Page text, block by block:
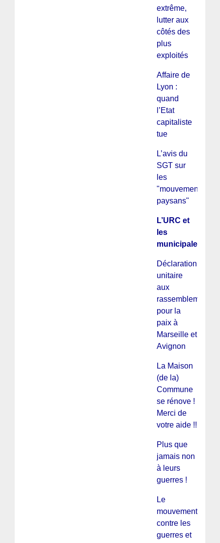
extrême,
lutter aux
côtés des
plus
exploités
Affaire de
Lyon :
quand
l’Etat
capitaliste
tue
L’avis du
SGT sur
les
"mouvements
paysans"
L’URC et
les
municipales
Déclaration
unitaire
aux
rassemblements
pour la
paix à
Marseille et
Avignon
La Maison
(de la)
Commune
se rénove !
Merci de
votre aide !!
Plus que
jamais non
à leurs
guerres !
Le
mouvement
contre les
guerres et